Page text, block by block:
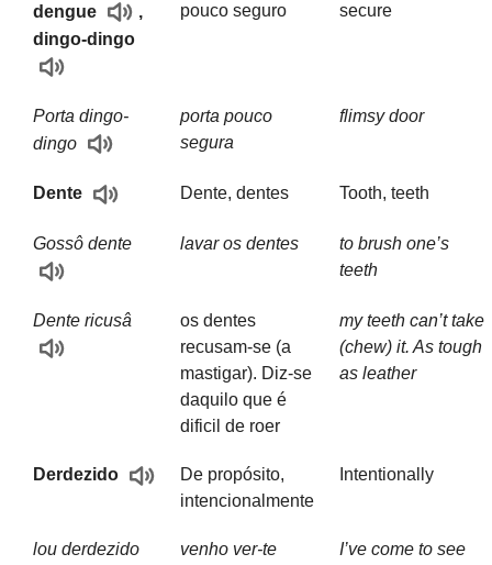
dengue
,
dingo-dingo
pouco seguro
secure
Porta dingo-
dingo
porta pouco
segura
flimsy door
Dente Dente, dentes Tooth, teeth
Gossô dente lavar os dentes
to brush one’s
teeth
Dente ricusâ
os dentes
recusam-se (a
mastigar). Diz-se
daquilo que é
dificil de roer
my teeth can’t take
(chew) it. As tough
as leather
Derdezido
De propósito,
intencionalmente
Intentionally
lou derdezido
venho ver-te
I’ve come to see